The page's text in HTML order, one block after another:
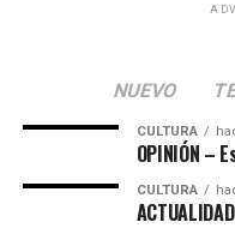
NUEVO
CULTURA
OPINIÓN –
CULTURA